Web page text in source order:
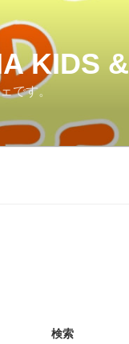
KIDS
です。
検索